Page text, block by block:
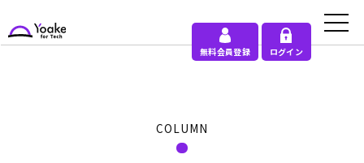
無料会員登録 ログイン
COLUMN